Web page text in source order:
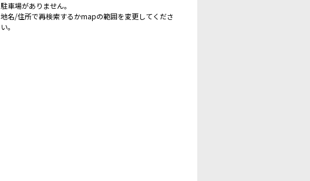
駐車場がありません。
地名/住所で再検索するかmapの範囲を変更してくださ
い。